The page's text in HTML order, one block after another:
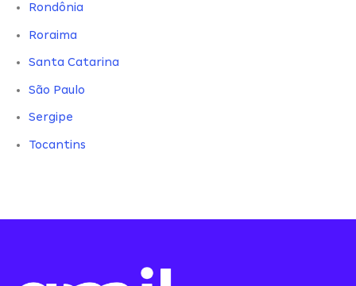
Rondônia
Roraima
Santa Catarina
São Paulo
Sergipe
Tocantins